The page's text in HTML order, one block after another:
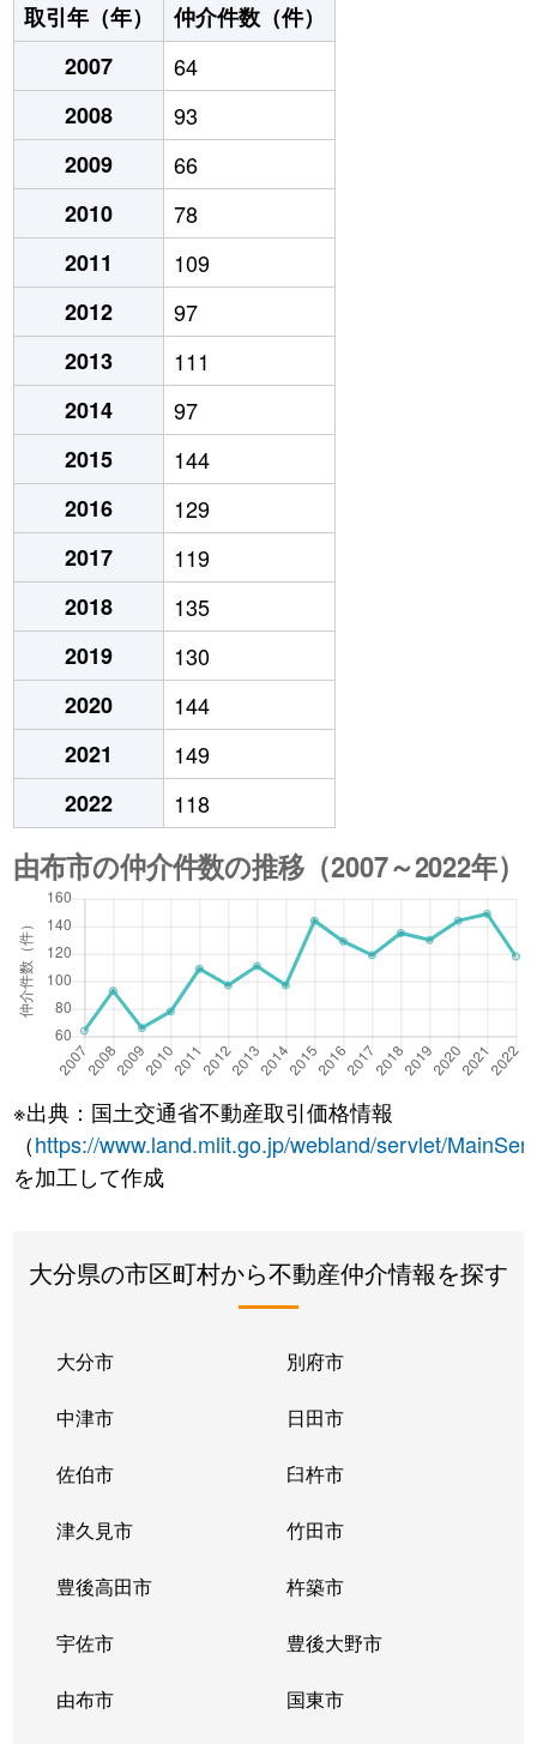
取引年（年）
仲介件数（件）
2007
64
2008
93
2009
66
2010
78
2011
109
2012
97
2013
111
2014
97
2015
144
2016
129
2017
119
2018
135
2019
130
2020
144
2021
149
2022
118
※出典：国土交通省不動産取引価格情報
（https://www.land.mlit.go.jp/webland/servlet/
を加工して作成
大分県の市区町村から不動産仲介情報を探す
大分市 別府市
中津市 日田市
佐伯市 臼杵市
津久見市 竹田市
豊後高田市 杵築市
宇佐市 豊後大野市
由布市 国東市